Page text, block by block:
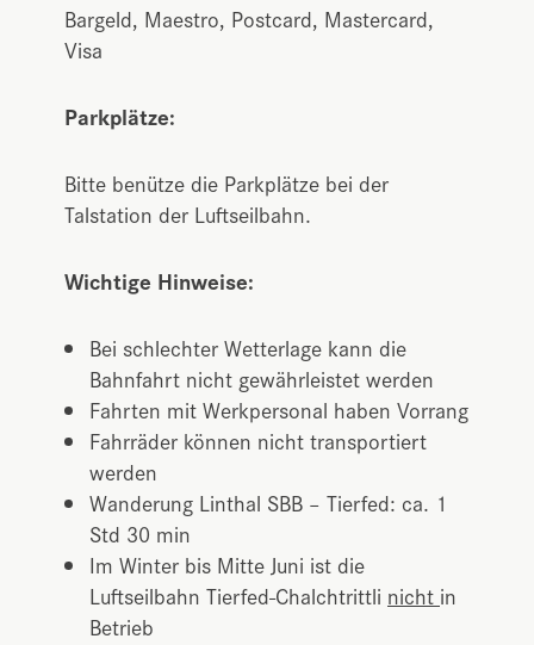
Bargeld, Maestro, Postcard, Mastercard,
Visa
Parkplätze:
Bitte benütze die Parkplätze bei der
Talstation der Luftseilbahn.
Wichtige Hinweise:
Bei schlechter Wetterlage kann die
Bahnfahrt nicht gewährleistet werden
Fahrten mit Werkpersonal haben Vorrang
Fahrräder können nicht transportiert
werden
Wanderung Linthal SBB – Tierfed: ca. 1
Std 30 min
Im Winter bis Mitte Juni ist die
Luftseilbahn Tierfed-Chalchtrittli nicht in
Betrieb